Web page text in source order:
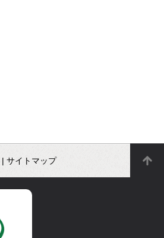
| サイトマップ